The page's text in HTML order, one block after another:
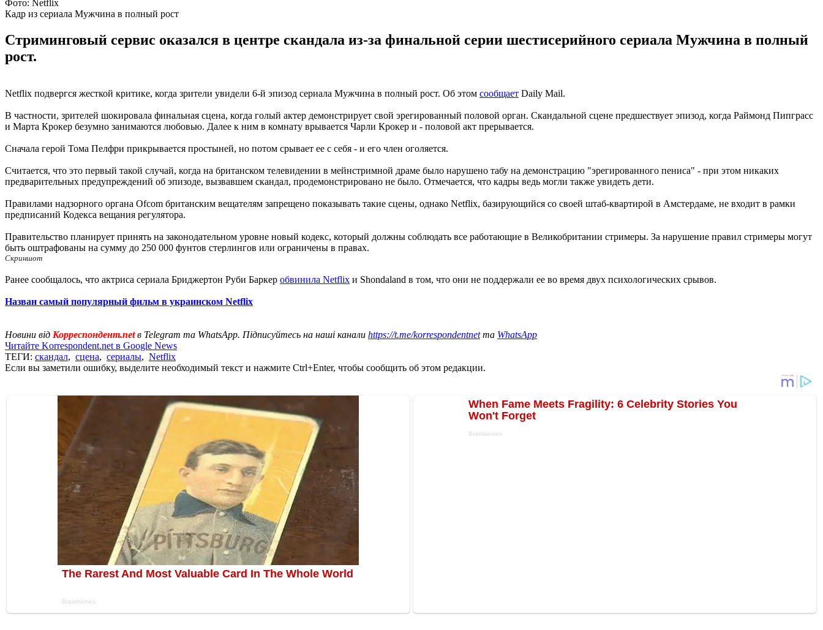
Фото: Netflix
Кадр из сериала Мужчина в полный рост
Стриминговый сервис оказался в центре скандала из-за финальной серии шестисерийного сериала Мужчина в полный
рост.
Netflix подвергся жесткой критике, когда зрители увидели 6-й эпизод сериала Мужчина в полный рост. Об этом сообщает Daily Mail.
В частности, зрителей шокировала финальная сцена, когда голый актер демонстрирует свой эрегированный половой орган. Скандальной сцене предшествует эпизод, когда Раймонд Пипграсс
и Марта Крокер безумно занимаются любовью. Далее к ним в комнату врывается Чарли Крокер и - половой акт прерывается.
Сначала герой Тома Пелфри прикрывается простыней, но потом срывает ее с себя - и его член оголяется.
Считается, что это первый такой случай, когда на британском телевидении в мейнстримной драме было нарушено табу на демонстрацию "эрегированного пениса" - при этом никаких
предварительных предупреждений об эпизоде, вызвавшем скандал, продемонстрировано не было. Отмечается, что кадры ведь могли также увидеть дети.
Правилами надзорного органа Ofcom британским вещателям запрещено показывать такие сцены, однако Netflix, базирующийся со своей штаб-квартирой в Амстердаме, не входит в рамки
предписаний Кодекса вещания регулятора.
Правительство планирует принять на законодательном уровне новый кодекс, который должны соблюдать все работающие в Великобритании стримеры. За нарушение правил стримеры могут
быть оштрафованы на сумму до 250 000 фунтов стерлингов или ограничены в правах.
Скриншот
Ранее сообщалось, что актриса сериала Бриджертон Руби Баркер обвинила Netflix и Shondaland в том, что они не поддержали ее во время двух психологических срывов.
Назван самый популярный фильм в украинском Netfliх
Новини від Корреспондент.netв Telegram та WhatsApp. Підписуйтесь на наші канали https://t.me/korrespondentnetта WhatsApp
Читайте Korrespondent.net в Google News
ТЕГИ: скандал, сцена, сериалы, Netflix
Если вы заметили ошибку, выделите необходимый текст и нажмите Ctrl+Enter, чтобы сообщить об этом редакции.